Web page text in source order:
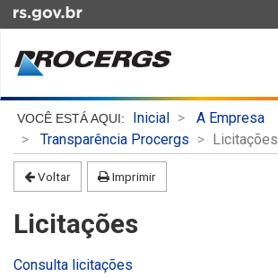
para
conteúdo
Ir
para
menu
Início
conteúdo
Inicial
A Empresa
Transparência Procergs
Licitações
Voltar Imprimir
Licitações
Consulta licitações